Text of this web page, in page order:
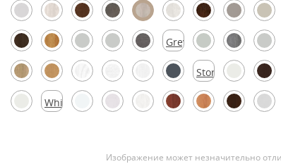
Скрытые
Grey
Silk
Stormy
Silk
White
Изображение может незначительно